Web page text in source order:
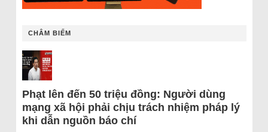
CHÂM BIẾM
Phạt lên đến 50 triệu đồng: Người dùng
mạng xã hội phải chịu trách nhiệm pháp lý
khi dẫn nguồn báo chí